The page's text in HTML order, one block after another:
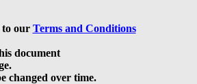
to our Terms and Conditions
document
changed over time.